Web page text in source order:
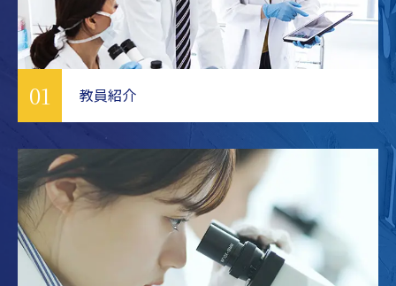
01 教員紹介